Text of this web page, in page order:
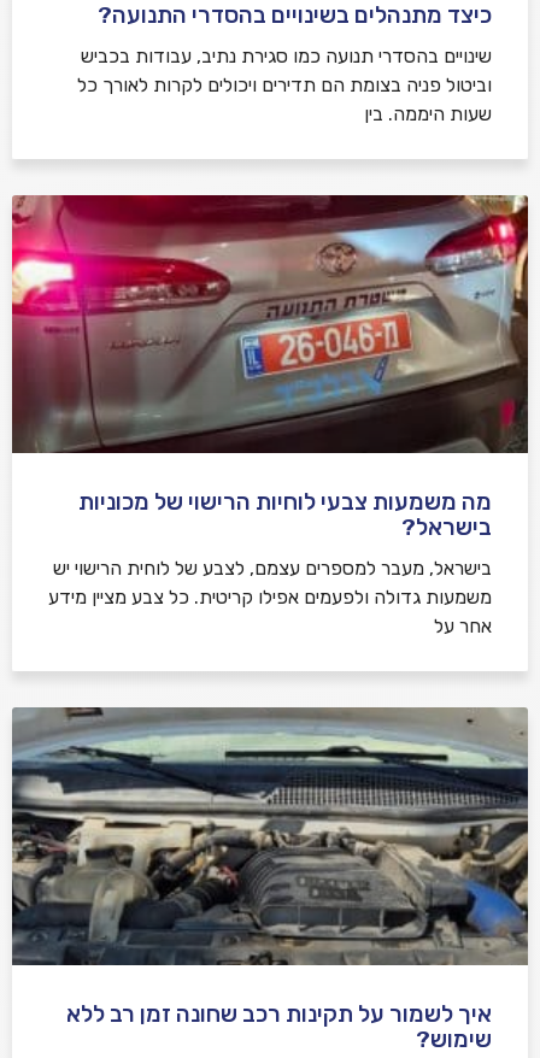
כיצד מתנהלים בשינויים בהסדרי התנועה?
שינויים בהסדרי תנועה כמו סגירת נתיב, עבודות בכביש
וביטול פניה בצומת הם תדירים ויכולים לקרות לאורך כל
שעות היממה. בין
מה משמעות צבעי לוחיות הרישוי של מכוניות
בישראל?
בישראל, מעבר למספרים עצמם, לצבע של לוחית הרישוי יש
משמעות גדולה ולפעמים אפילו קריטית. כל צבע מציין מידע
אחר על
איך לשמור על תקינות רכב שחונה זמן רב ללא
שימוש?